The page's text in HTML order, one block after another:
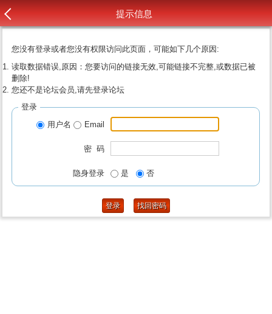
提示信息
您没有登录或者您没有权限访问此页面，可能如下几个原因:
读取数据错误,原因：您要访问的链接无效,可能链接不完整,或数据已被
删除!
您还不是论坛会员,请先登录论坛
登录
用户名
Email
密 码
隐身登录 是 否